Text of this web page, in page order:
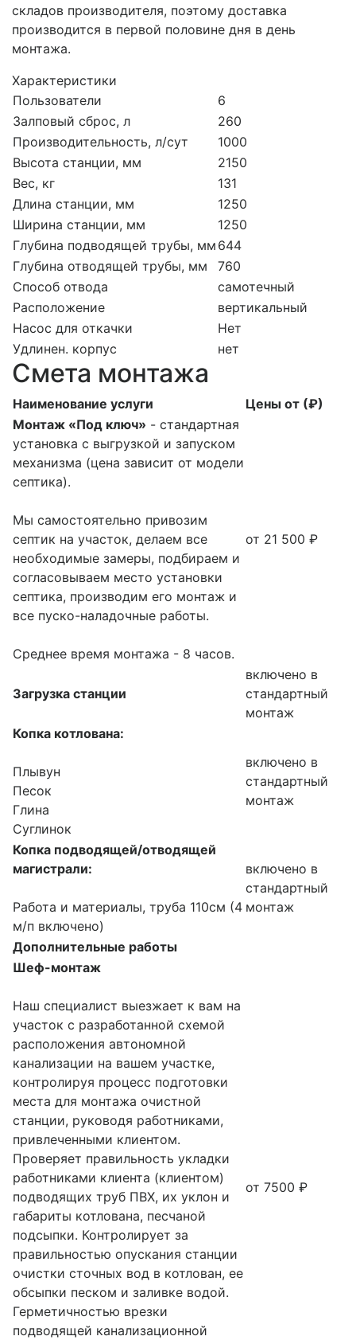
складов производителя, поэтому доставка
производится в первой половине дня в день
монтажа.
Характеристики
Пользователи
6
Залповый сброс, л
260
Производительность, л/сут
1000
Высота станции, мм
2150
Вес, кг
131
Длина станции, мм
1250
Ширина станции, мм
1250
Глубина подводящей трубы, мм 644
Глубина отводящей трубы, мм
760
Способ отвода
самотечный
Расположение
вертикальный
Насос для откачки
Нет
Удлинен. корпус
нет
Смета монтажа
Наименование услуги
Цены от (₽)
Монтаж «Под ключ» - стандартная
установка с выгрузкой и запуском
механизма (цена зависит от модели
септика).
Мы самостоятельно привозим
септик на участок, делаем все
необходимые замеры, подбираем и
согласовываем место установки
септика, производим его монтаж и
все пуско-наладочные работы.
Среднее время монтажа - 8 часов.
от 21 500 ₽
Загрузка станции
включено в
стандартный
монтаж
Копка котлована:
Плывун
Песок
Глина
Суглинок
включено в
стандартный
монтаж
Копка подводящей/отводящей
магистрали:
Работа и материалы, труба 110см (4
м/п включено)
включено в
стандартный
монтаж
Дополнительные работы
Шеф-монтаж
Наш специалист выезжает к вам на
участок с разработанной схемой
расположения автономной
канализации на вашем участке,
контролируя процесс подготовки
места для монтажа очистной
станции, руководя работниками,
привлеченными клиентом.
Проверяет правильность укладки
работниками клиента (клиентом)
подводящих труб ПВХ, их уклон и
габариты котлована, песчаной
подсыпки. Контролирует за
правильностью опускания станции
очистки сточных вод в котлован, ее
обсыпки песком и заливке водой.
Герметичностью врезки
подводящей канализационной
от 7500 ₽